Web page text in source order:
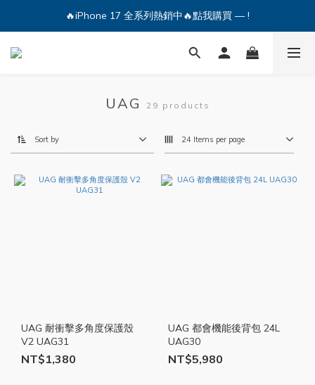
🔥iPhone 17 全系列熱銷中🔥點我購買 — !
🔥iPhone 17 全系列熱銷中🔥點我購買 — !
💕加入Q哥 Line 新好友領優惠券！🎫
UAG 29 products
Sort by 24 Items per page
UAG 耐衝擊多角度保護殼
V2 UAG31
NT$1,380
UAG 都會機能後背包 24L
UAG30
NT$5,980